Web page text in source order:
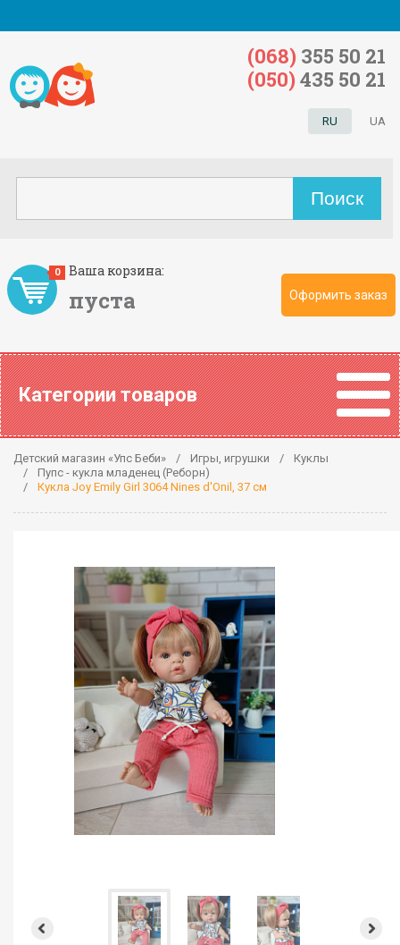
Ваша корзина:
пуста
0
Оформить заказ
RU UA
(068) 355 50 21
(050) 435 50 21
Категории товаров
Детский магазин «Упс Беби» Игры, игрушки
Куклы
Пупс - кукла младенец (Реборн)
Кукла Joy Emily Girl 3064 Nines d'Onil, 37 см